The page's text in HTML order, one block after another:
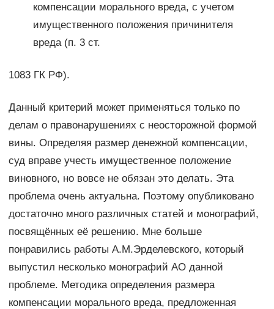
компенсации морального вреда, с учетом
иму­щественного положения причинителя
вреда (п. 3 ст.
1083 ГК РФ).
Данный критерий может применяться только по
делам о правонарушениях с неосторожной формой
вины. Определяя размер денежной компенсации,
суд вправе учесть имущественное положение
виновного, но вовсе не обязан это делать. Эта
проблема очень актуальна. Поэтому опубликовано
достаточно много различных статей и монографий,
посвящённых её решению. Мне больше
понравились работы А.М.Эрделевского, который
выпустил несколько монографий АО данной
проблеме. Ме­тодика определения размера
компенсации морального вреда, предложенная